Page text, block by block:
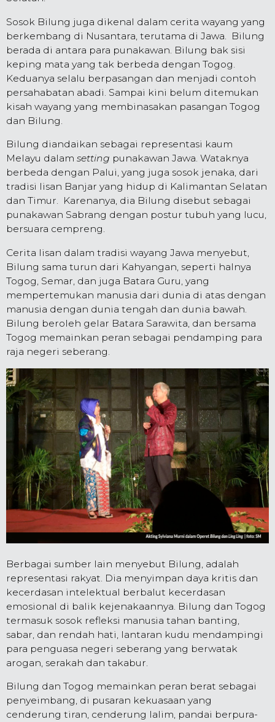
Sosok Bilung juga dikenal dalam cerita wayang yang
berkembang di Nusantara, terutama di Jawa. Bilung
berada di antara para punakawan. Bilung bak sisi
keping mata yang tak berbeda dengan Togog.
Keduanya selalu berpasangan dan menjadi contoh
persahabatan abadi. Sampai kini belum ditemukan
kisah wayang yang membinasakan pasangan Togog
dan Bilung.
Bilung diandaikan sebagai representasi kaum
Melayu dalam setting punakawan Jawa. Wataknya
berbeda dengan Palui, yang juga sosok jenaka, dari
tradisi lisan Banjar yang hidup di Kalimantan Selatan
dan Timur. Karenanya, dia Bilung disebut sebagai
punakawan Sabrang dengan postur tubuh yang lucu,
bersuara cempreng.
Cerita lisan dalam tradisi wayang Jawa menyebut,
Bilung sama turun dari Kahyangan, seperti halnya
Togog, Semar, dan juga Batara Guru, yang
mempertemukan manusia dari dunia di atas dengan
manusia dengan dunia tengah dan dunia bawah.
Bilung beroleh gelar Batara Sarawita, dan bersama
Togog memainkan peran sebagai pendamping para
raja negeri seberang.
Berbagai sumber lain menyebut Bilung, adalah
representasi rakyat. Dia menyimpan daya kritis dan
kecerdasan intelektual berbalut kecerdasan
emosional di balik kejenakaannya. Bilung dan Togog
termasuk sosok refleksi manusia tahan banting,
sabar, dan rendah hati, lantaran kudu mendampingi
para penguasa negeri seberang yang berwatak
arogan, serakah dan takabur.
Bilung dan Togog memainkan peran berat sebagai
penyeimbang, di pusaran kekuasaan yang
cenderung tiran, cenderung lalim, pandai berpura-